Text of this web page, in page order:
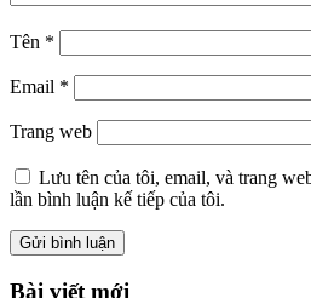
Tên *
Email *
Trang web
Lưu tên của tôi, email, và trang
lần bình luận kế tiếp của tôi.
Bài viết mới